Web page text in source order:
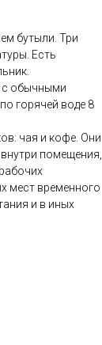
бутыли. Три
Есть
с обычными
горячей воде 8
чая и кофе. Они
помещения,
мест временного
и в иных